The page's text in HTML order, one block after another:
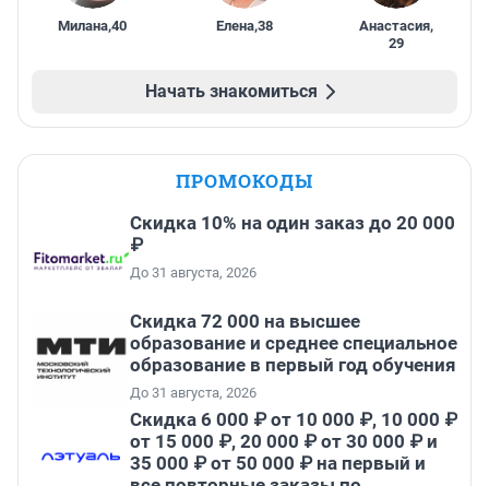
Милана,40 Елена,38 Анастасия,
29
Начать знакомиться
ПРОМОКОДЫ
Скидка 10% на один заказ до 20 000
₽
До 31 августа, 2026
Скидка 72 000 на высшее
образование и среднее специальное
образование в первый год обучения
До 31 августа, 2026
Скидка 6 000 ₽ от 10 000 ₽, 10 000 ₽
от 15 000 ₽, 20 000 ₽ от 30 000 ₽ и
35 000 ₽ от 50 000 ₽ на первый и